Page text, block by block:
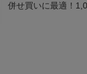
併せ買いに最適！